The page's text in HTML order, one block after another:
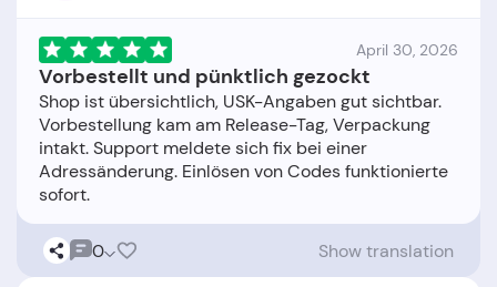
April 30, 2026
Vorbestellt und pünktlich gezockt
Shop ist übersichtlich, USK-Angaben gut sichtbar.
Vorbestellung kam am Release-Tag, Verpackung
intakt. Support meldete sich fix bei einer
Adressänderung. Einlösen von Codes funktionierte
0 Show translation